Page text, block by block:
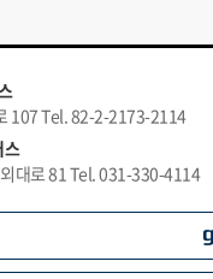
107 Tel. 82-2-2173-2114
스
대로 81 Tel. 031-330-4114